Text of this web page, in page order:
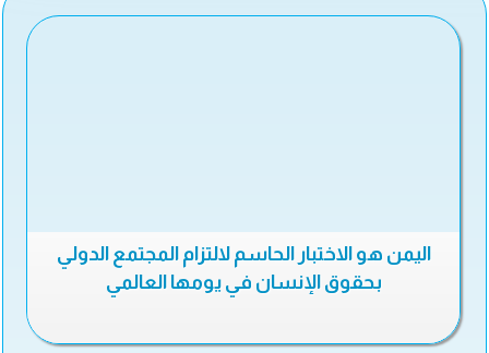
اليمن هو الاختبار الحاسم لالتزام المجتمع الدولي
بحقوق الإنسان في يومها العالمي